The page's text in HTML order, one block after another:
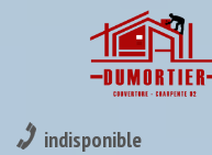
indisponible